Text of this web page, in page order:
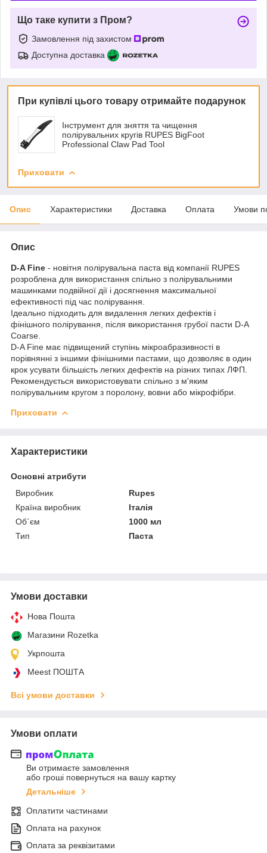
Що таке купити з Пром?
Замовлення під захистом
Доступна доставка
При купівлі цього товару отримайте подарунок
Інструмент для зняття та чищення
полірувальних кругів RUPES BigFoot
Professional Claw Pad Tool
Приховати
Опис Характеристики Доставка Оплата Умови
Опис
D-A Fine - новітня полірувальна паста від компанії RUPES
розроблена для використання спільно з полірувальними
машинками подвійної дії і досягнення максимальної
ефективності під час полірування.
Ідеально підходить для видалення легких дефектів і
фінішного полірування, після використання грубої пасти D-A
Coarse.
D-A Fine має підвищений ступінь мікроабразивності в
порівнянні з іншими фінішними пастами, що дозволяє в один
крок усувати більшість легких дефектів на різних типах ЛФП.
Рекомендується використовувати спільно з м'яким
полірувальним кругом з поролону, вовни або мікрофібри.
Приховати
Характеристики
Основні атрибути
Виробник
Rupes
Країна виробник
Італія
Об`єм
1000 мл
Тип
Паста
Умови доставки
Нова Пошта
Магазини Rozetka
Укрпошта
Meest ПОШТА
Всі умови доставки
Умови оплати
Ви отримаєте замовлення
або гроші повернуться на вашу картку
Детальніше
Оплатити частинами
Оплата на рахунок
Оплата за реквізитами